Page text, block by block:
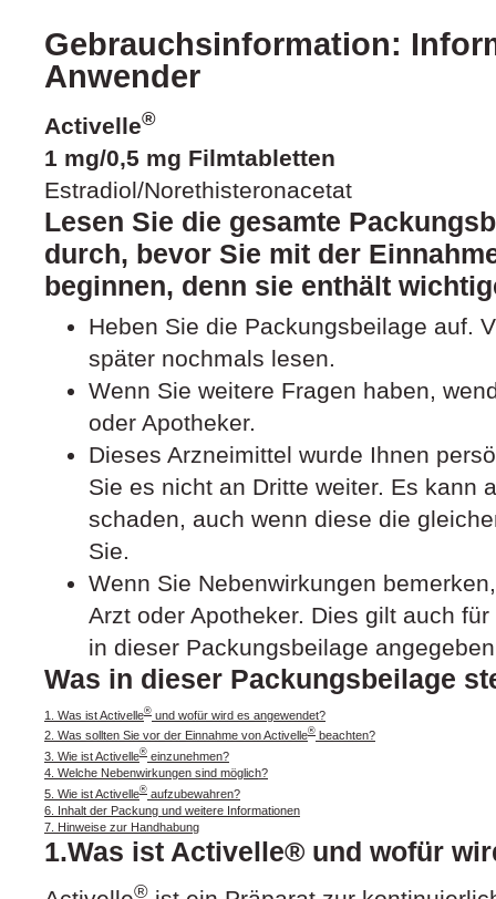
Gebrauchsinformation:
Anwender
Activelle®
1 mg/0,5 mg Filmtabletten
Estradiol/Norethisteronacetat
Lesen Sie die gesamte
durch, bevor Sie mit der
beginnen, denn sie enthält
Heben Sie die Packungsbeilage auf.
später nochmals lesen.
Wenn Sie weitere Fragen haben,
oder Apotheker.
Dieses Arzneimittel wurde Ihnen
Sie es nicht an Dritte weiter. Es kann
schaden, auch wenn diese die
Sie.
Wenn Sie Nebenwirkungen
Arzt oder Apotheker. Dies gilt auch
in dieser Packungsbeilage
Was in dieser Packungsbeilage
1. Was ist Activelle® und wofür wird es angewendet?
2. Was sollten Sie vor der Einnahme von Activelle® beachten?
3. Wie ist Activelle® einzunehmen?
4. Welche Nebenwirkungen sind möglich?
5. Wie ist Activelle® aufzubewahren?
6. Inhalt der Packung und weitere Informationen
7. Hinweise zur Handhabung
1.Was ist Activelle® und wofür
®